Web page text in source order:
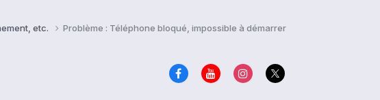
etc. Problème : Téléphone bloqué, impossible à démarrer